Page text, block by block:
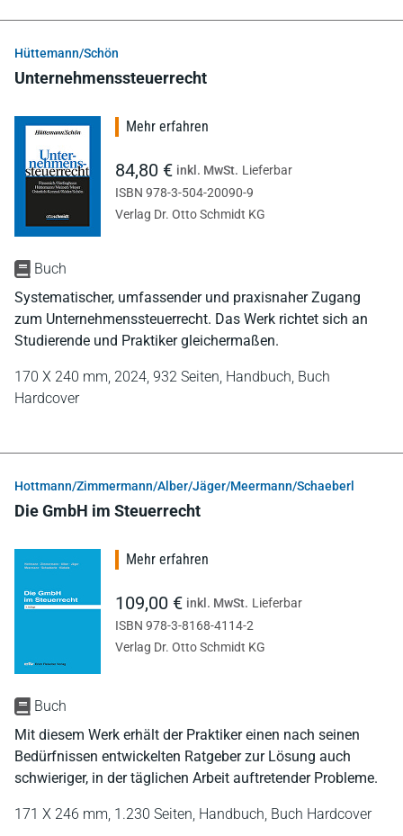
Hüttemann/Schön
Unternehmenssteuerrecht
Buch
Systematischer, umfassender und praxisnaher Zugang
zum Unternehmenssteuerrecht. Das Werk richtet sich an
Studierende und Praktiker gleichermaßen.
170 X 240 mm, 2024, 932 Seiten, Handbuch, Buch
Hardcover
Mehr erfahren
84,80 € inkl. MwSt. Lieferbar
ISBN 978-3-504-20090-9
Verlag Dr. Otto Schmidt KG
Hottmann/Zimmermann/Alber/Jäger/Meermann/Schaeberl
Die GmbH im Steuerrecht
Buch
Mit diesem Werk erhält der Praktiker einen nach seinen
Bedürfnissen entwickelten Ratgeber zur Lösung auch
schwieriger, in der täglichen Arbeit auftretender Probleme.
171 X 246 mm, 1.230 Seiten, Handbuch, Buch Hardcover
Mehr erfahren
109,00 € inkl. MwSt. Lieferbar
ISBN 978-3-8168-4114-2
Verlag Dr. Otto Schmidt KG